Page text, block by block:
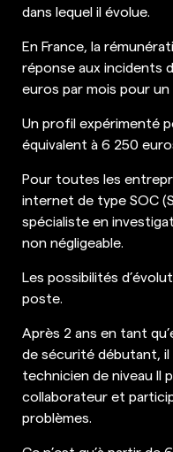
dans lequel il évolue.
En France, la
réponse aux incidents
euros par mois pour
Un profil expérimenté
équivalent à 6 250
Pour toutes les
internet de type SOC
spécialiste en
non négligeable.
Les possibilités
poste.
Après 2 ans en tant
de sécurité débutant,
technicien de niveau II
collaborateur et
problèmes.